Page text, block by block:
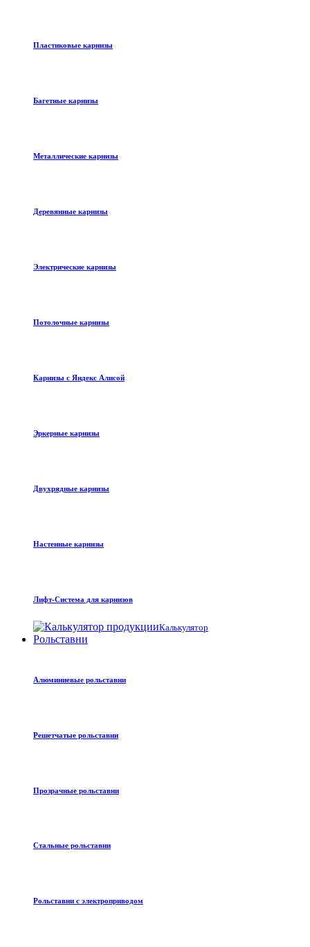
Пластиковые карнизы
Багетные карнизы
Металлические карнизы
Деревянные карнизы
Электрические карнизы
Потолочные карнизы
Карнизы с Яндекс Алисой
Эркерные карнизы
Двухрядные карнизы
Настенные карнизы
Лифт-Система для карнизов
Калькулятор
Рольставни
Алюминиевые рольставни
Решетчатые рольставни
Прозрачные рольставни
Стальные рольставни
Рольставни с электроприводом